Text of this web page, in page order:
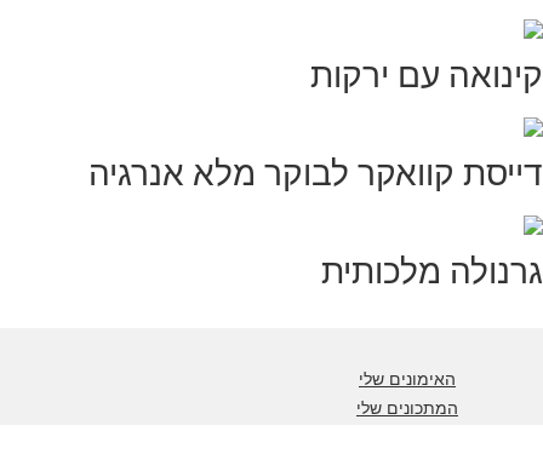
קינואה עם ירקות
דייסת קוואקר לבוקר מלא אנרגיה
גרנולה מלכותית
האימונים שלי
המתכונים שלי